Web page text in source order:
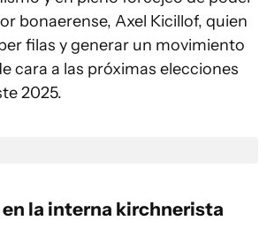
bonaerense, Axel Kicillof, quien
filas y generar un movimiento
cara a las próximas elecciones
2025.
en la interna kirchnerista